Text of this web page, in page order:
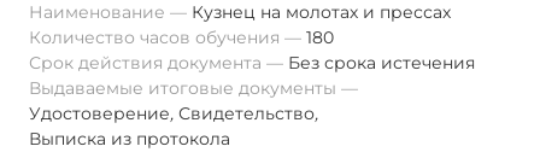
Наименование
Кузнец на молотах и прессах
Количество часов обучения
180
Срок действия документа
Без срока истечения
Выдаваемые итоговые документы
Удостоверение, Свидетельство,
Выписка из протокола